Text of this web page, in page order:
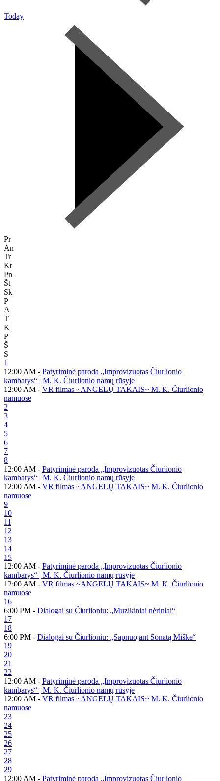
Today
Pr
An
Tr
Kt
Pn
Št
Sk
P
A
T
K
P
Š
S
1
12:00 AM - Patyriminė paroda „Improvizuotas Čiurlionio
kambarys“ | M. K. Čiurlionio namų rūsyje
12:00 AM - VR filmas ~ANGELŲ TAKAIS~ M. K. Čiurlionio
namuose
2
3
4
5
6
7
8
12:00 AM - Patyriminė paroda „Improvizuotas Čiurlionio
kambarys“ | M. K. Čiurlionio namų rūsyje
12:00 AM - VR filmas ~ANGELŲ TAKAIS~ M. K. Čiurlionio
namuose
9
10
11
12
13
14
15
12:00 AM - Patyriminė paroda „Improvizuotas Čiurlionio
kambarys“ | M. K. Čiurlionio namų rūsyje
12:00 AM - VR filmas ~ANGELŲ TAKAIS~ M. K. Čiurlionio
namuose
16
6:00 PM - Dialogai su Čiurlioniu: „Muzikiniai nėriniai“
17
18
6:00 PM - Dialogai su Čiurlioniu: „Sapnuojant Sonatą Miške“
19
20
21
22
12:00 AM - Patyriminė paroda „Improvizuotas Čiurlionio
kambarys“ | M. K. Čiurlionio namų rūsyje
12:00 AM - VR filmas ~ANGELŲ TAKAIS~ M. K. Čiurlionio
namuose
23
24
25
26
27
28
29
12:00 AM - Patyriminė paroda „Improvizuotas Čiurlionio